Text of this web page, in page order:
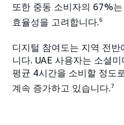
또한 중동 소비자의 67%
효율성을 고려합니다.6
디지털 참여도는 지역 전
니다. UAE 사용자는 소셜
평균 4시간을 소비할 정도
계속 증가하고 있습니다.7